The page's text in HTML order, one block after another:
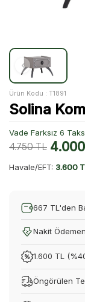
Ürün Kodu : T1891
Solina
Vade Farksız 6
4.750TL 4.000
Havale/EFT: 3.600
667 TL'den
Nakit
1.600 TL
Öngörülen